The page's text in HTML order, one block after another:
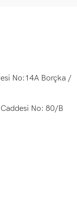
No:14A Borçka /
No: 80/B